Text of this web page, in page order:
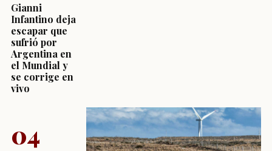
Gianni
Infantino deja
escapar que
sufrió por
Argentina en
el Mundial y
se corrige en
vivo
04